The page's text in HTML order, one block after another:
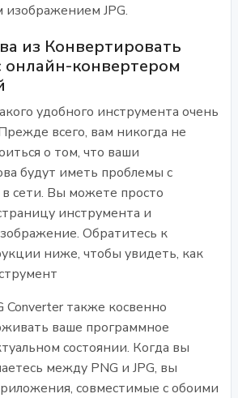
JPG.
из Конвертировать
онлайн-конвертером
удобного инструмента очень
всего, вам никогда не
о том, что ваши
будут иметь проблемы с
сети. Вы можете просто
инструмента и
Обратитесь к
ниже, чтобы увидеть, как
Converter также косвенно
ваше программное
состоянии. Когда вы
между PNG и JPG, вы
совместимые с обоими